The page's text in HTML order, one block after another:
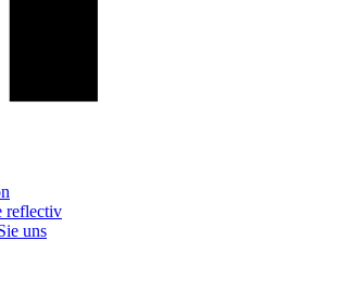
reflectiv
uns